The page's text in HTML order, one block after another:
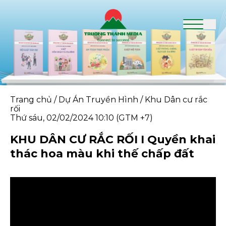
Trang chủ / Dự Án Truyền Hình / Khu Dân cư rắc
rối
Thứ sáu, 02/02/2024 10:10 (GTM +7)
KHU DÂN CƯ RẮC RỐI I Quyền khai
thác hoa màu khi thế chấp đất